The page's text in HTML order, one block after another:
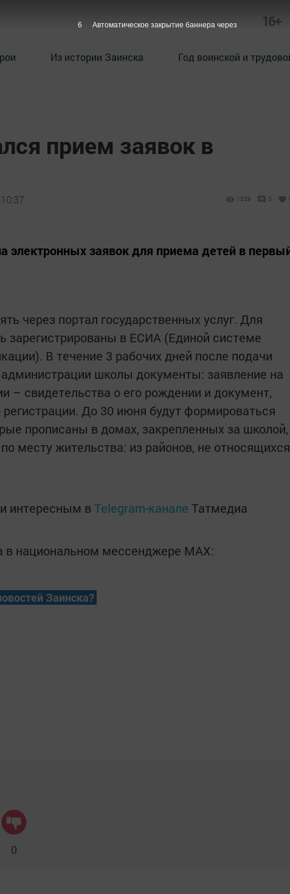
16+
Из истории Заинска Год воинской и
прием заявок в
1339 0
электронных заявок для приема детей в
через портал государственных услуг. Для
зарегистрированы в ЕСИА (Единой системе
В течение 3 рабочих дней после подачи
школы документы: заявление на
– свидетельства о его рождении и документ,
До 30 июня будут формироваться
прописаны в домах, закрепленных за школой,
месту жительства: из районов, не относящихся
интересным в Telegram-канале Татмедиа
в национальном мессенджере MАХ:
Заинска?
0
4 Автоматическое закрытие баннера через